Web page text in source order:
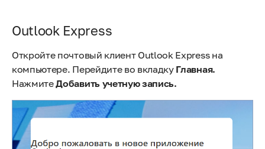
Outlook Express
Откройте почтовый клиент Outlook Express на
компьютере. Перейдите во вкладку Главная.
НажмитеДобавить учетную запись.